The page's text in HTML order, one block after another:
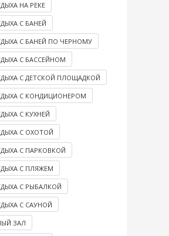
НА РЕКЕ
С БАНЕЙ
С БАНЕЙ ПО ЧЕРНОМУ
С БАССЕЙНОМ
С ДЕТСКОЙ ПЛОЩАДКОЙ
С КОНДИЦИОНЕРОМ
С КУХНЕЙ
С ОХОТОЙ
С ПАРКОВКОЙ
С ПЛЯЖЕМ
С РЫБАЛКОЙ
С САУНОЙ
ЗАЛ